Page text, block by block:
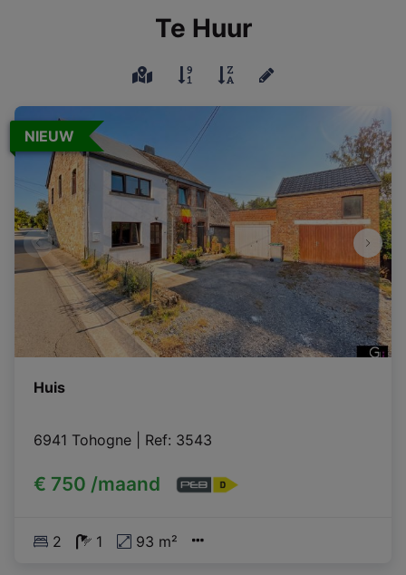
Te Huur
NIEUW
Huis
6941 Tohogne Ref: 3543
€ 750 /maand
2 1 93 m²